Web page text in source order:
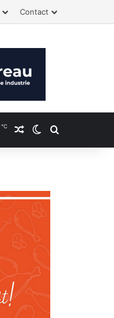
Contact
℃ Willekeurig artikel
Switch skin
Zoeken